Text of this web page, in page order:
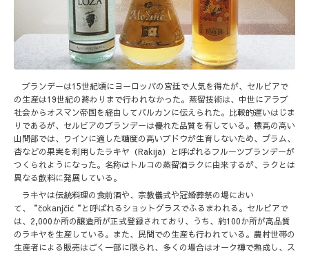
ブランデーは15世紀頃にヨーロッパの宮廷で人気を得たが、セルビアで
の生産は19世紀の終わりまで行われなかった。蒸留技術は、中世にアラブ
社会からオスマン帝国を経由してバルカンに伝えられた。比較的遅いはじま
りであるが、セルビアのブランデーは優れた品質を有している。標高の高い
山間部では、ワインに適した糖度の高いブドウが生育しないため、プラム、
杏などの果実を利用したラキヤ（Rakija）と呼ばれるフルーツブランデーが
つくられようになった。名称はトルコの蒸留酒ラクに由来するが、ラクとは
異なる飲料に発展している。
ラキヤは伝統料理の食前酒や、宗教儀式や冠婚葬祭の場におい
て、“čokanjčić“と呼ばれるショットグラスでふるまわれる。セルビアで
は、2,000か所の醸造所が正式登録されており、うち、約100か所が高品質
のラキヤを生産している。また、民間での生産も行われている。農村世帯の
生産者による販売はごく一部に限られ、多くの場合はオーク樽で熟成し、ス